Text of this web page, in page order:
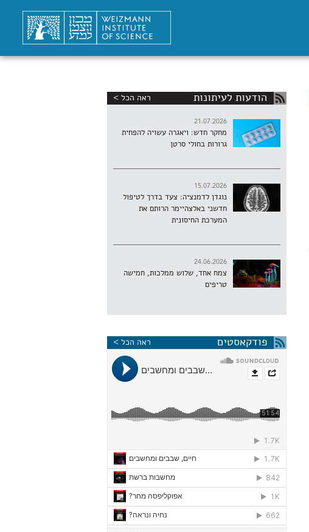
הודעות לעיתונות ראה הכל >
21.07.2026
מחקר חדש: ויאגרה עשויה להפחית
גרורות בחולי סרטן
15.07.2026
נוגדן לדמנציה: צעד בדרך לטיפול
חדשני באלצהיימר הרותם את
המערכת החיסונית
24.06.2026
צמח אחד, שלוש ממלכות, חמישה
טריפים
פודקאסטים ראה הכל >